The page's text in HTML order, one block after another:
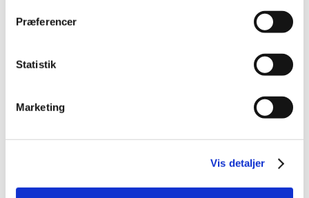
Præferencer
Statistik
Marketing
Vis detaljer
Hundens vægt: 1 - 3 kg
Brystmål: 33 - 45 cm